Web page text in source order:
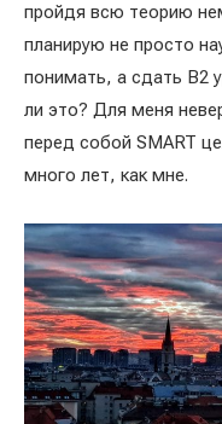
пройдя всю теорию
планирую не просто
понимать, а сдать B2
ли это? Для меня
перед собой SMART
много лет, как мне.